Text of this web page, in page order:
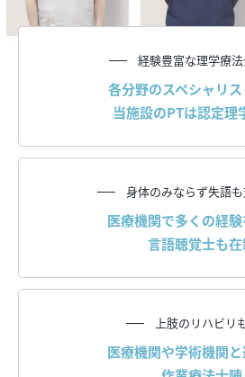
経験豊富な理学療
各分野のスペシャリ
当施設のPTは認定理
身体のみならず失語
医療機関で多くの経
言語聴覚士も
上肢のリハビリ
医療機関や学術機関